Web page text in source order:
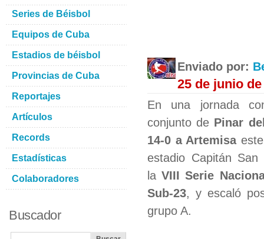
Enviado por:
25 de junio de
En una jornada
conjunto de Pinar
14-0 a Artemisaeste
estadio Capitán San
laVIII Serie
Sub-23, y escaló
grupo A.
Series de Béisbol
Equipos de Cuba
Estadios de béisbol
Provincias de Cuba
Reportajes
Artículos
Records
Estadísticas
Colaboradores
Buscador